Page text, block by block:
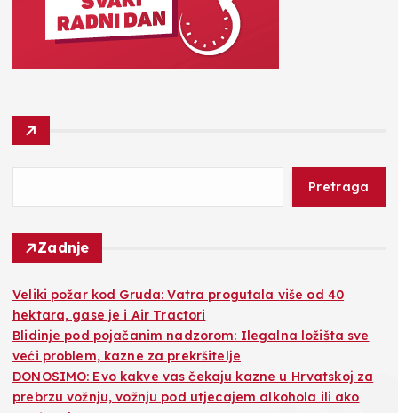
Pretraga
Zadnje
Veliki požar kod Gruda: Vatra progutala više od 40
hektara, gase je i Air Tractori
Blidinje pod pojačanim nadzorom: Ilegalna ložišta sve
veći problem, kazne za prekršitelje
DONOSIMO: Evo kakve vas čekaju kazne u Hrvatskoj za
prebrzu vožnju, vožnju pod utjecajem alkohola ili ako